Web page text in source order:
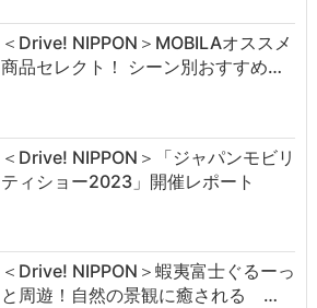
＜Drive! NIPPON＞MOBILAオススメ
商品セレクト！ シーン別おすすめ…
＜Drive! NIPPON＞「ジャパンモビリ
ティショー2023」開催レポート
＜Drive! NIPPON＞蝦夷富士ぐるーっ
と周遊！自然の景観に癒される …